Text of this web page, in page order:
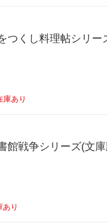
つくし料理帖シリー
庫あり
館戦争シリーズ(文
あり